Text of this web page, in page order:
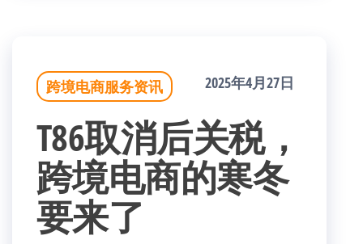
跨境电商服务资讯 2025年4月27日
T86取消后关税，
跨境电商的寒冬
要来了